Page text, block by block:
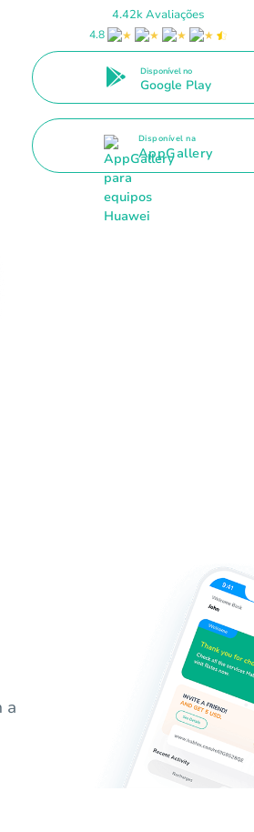
4.42k Avaliações
4.8
Disponível no
Google Play
Disponível na
AppGallery
a